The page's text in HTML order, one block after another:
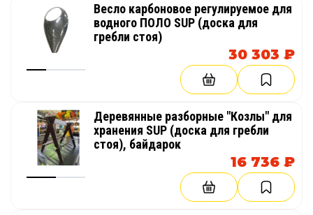
Весло карбоновое регулируемое для
водного ПОЛО SUP (доска для
гребли стоя)
30 303 ₽
Деревянные разборные "Козлы" для
хранения SUP (доска для гребли
стоя), байдарок
16 736 ₽